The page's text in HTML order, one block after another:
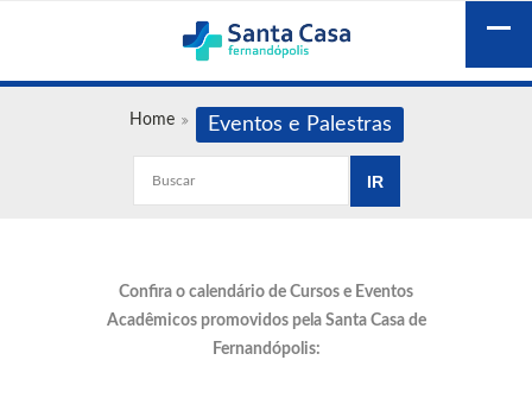
Home Eventos e Palestras
Confira o calendário de Cursos e Eventos
Acadêmicos promovidos pela Santa Casa de
Fernandópolis: